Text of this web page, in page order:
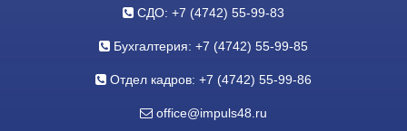
СДО: +7 (4742) 55-99-83
Бухгалтерия: +7 (4742) 55-99-85
Отдел кадров: +7 (4742) 55-99-86
office@impuls48.ru